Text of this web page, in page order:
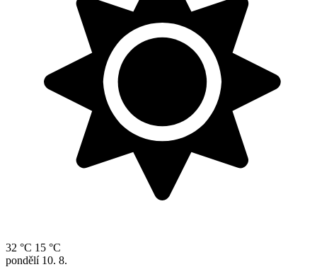
32 °C 15 °C
pondělí 10. 8.